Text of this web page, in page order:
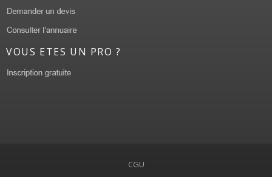
VOUS ETES UN PRO ?
CGU